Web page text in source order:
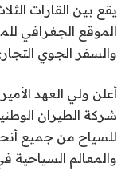
يقع بين القارات
الموقع الجغرافي
والسفر الجوي
أعلن ولي العهد
شركة الطيران
للسياح من جميع
والمعالم السياحية